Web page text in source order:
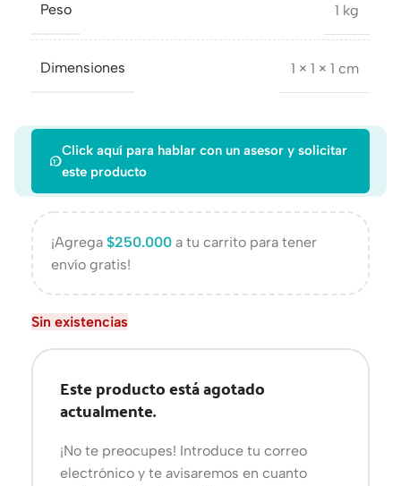
Peso 1 kg
Dimensiones 1 × 1 × 1 cm
Click aquí para hablar con un asesor y solicitar
este producto
¡Agrega $250.000 a tu carrito para tener
envío gratis!
Sin existencias
Este producto está agotado
actualmente.
¡No te preocupes! Introduce tu correo
electrónico y te avisaremos en cuanto